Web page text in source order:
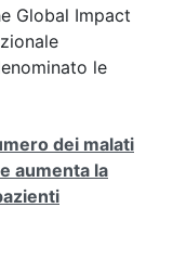
Global Impact
le
dei malati
aumenta la